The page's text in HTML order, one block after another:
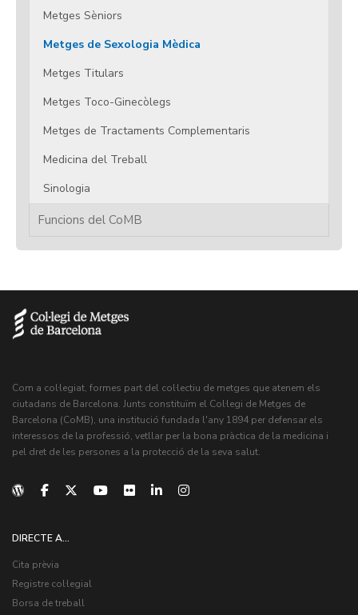
Metges Sèniors
Metges de Sexologia Mèdica
Metges Titulars
Metges Toco-Ginecòlegs
Metges de Tractaments Complementaris
Medicina del Treball
Sinologia
Funcions del CoMB
Com a col·legiat, formes part del col·lectiu de metges que atenem els
ciutadans de Barcelona. Junts constituïm el Col·legi de Metges de
Barcelona (CoMB), una institució fundada l'any 1894 per defensar els
interessos de la professió, vetllar per la bona pràctica de la medicina i
pel dret de les persones a la protecció de la seva salut.
DIRECTE A...
Cita prèvia
Registre col·legial
Borsa de treball